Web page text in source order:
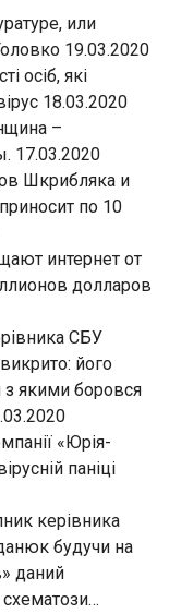
или
19.03.2020
осіб, які
18.03.2020
–
17.03.2020
Шкрибляка и
по 10
интернет от
долларов
СБУ
його
з якими боровся
«Юрія-
паніці
керівника
будучи на
даний